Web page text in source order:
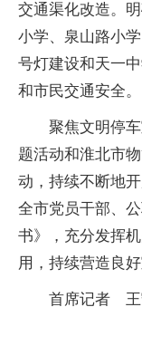
交通渠化改造。
小学、泉山路小
号灯建设和天一
和市民交通安全。
聚焦文明停
题活动和淮北市
动，持续不断地
全市党员干部、
书》，充分发挥
用，持续营造良好
首席记者 王